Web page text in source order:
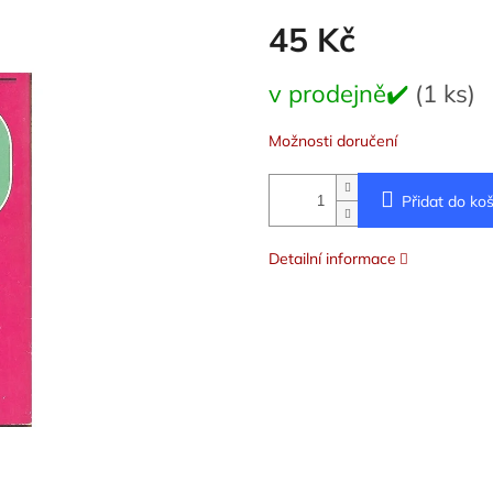
45 Kč
cena:
v prodejně✔️ (1 ks)
Možnosti doručení
Přidat do
Detailní informace